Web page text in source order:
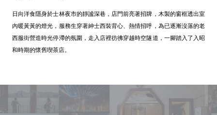
日向洋食隱身於士林夜市的靜謐深巷，店門前亮著招牌，木製的窗框透出室
內暖黃黃的燈光，服務生穿著紳士西裝背心、熱情招呼，為已逐漸沒落的老
西服街營造時光停滯的氛圍，走入店裡彷彿穿越時空隧道，一腳踏入了入昭
和時期的懷舊喫茶店。